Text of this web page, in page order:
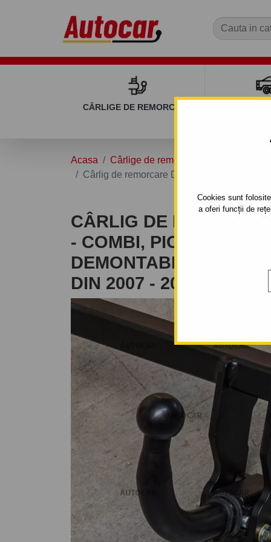
Cookies sunt
a oferi funcții de
CÂRLIGE DE REMORCARE
Acasa Cârlige de remorcare
Cârlig de remorcare Dacia MCV - Combi,
CÂRLIG DE
- COMBI, PICK UP -
DEMONTABIL
DIN 2007 - 2012